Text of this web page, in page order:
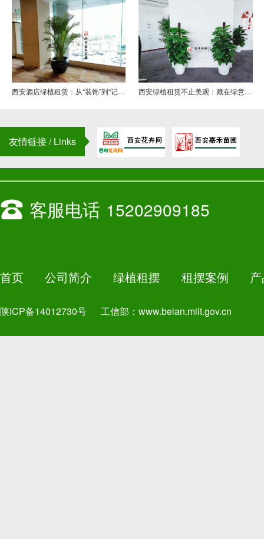
西安酒店绿植租赁：从“装饰”到“记忆点” 西安绿植租赁不止美观：藏在绿意里的环保密码，践行可持续生活
友情链接 / Links
客服电话 15202909185
首页 公司简介 绿植租摆 租摆案例
陕ICP备14012730号 工信部： www.beian.miit.gov.cn